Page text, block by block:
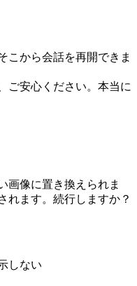
こから会話を再開できま
ご安心ください。本当に
画像に置き換えられま
れます。続行しますか？
しない